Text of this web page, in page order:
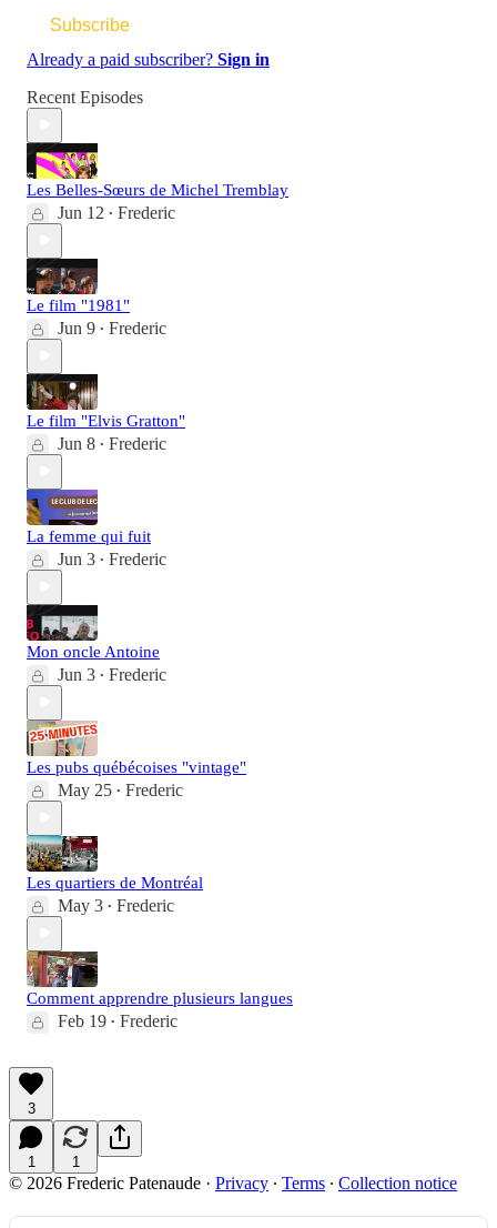
Subscribe
Already a paid subscriber? Sign in
Recent Episodes
Les Belles-Sœurs de Michel Tremblay
Jun 12 • Frederic
Le film "1981"
Jun 9 • Frederic
Le film "Elvis Gratton"
Jun 8 • Frederic
La femme qui fuit
Jun 3 • Frederic
Mon oncle Antoine
Jun 3 • Frederic
Les pubs québécoises "vintage"
May 25 • Frederic
Les quartiers de Montréal
May 3 • Frederic
Comment apprendre plusieurs langues
Feb 19 • Frederic
3
1 1
© 2026 Frederic Patenaude · Privacy ∙ Terms ∙ Collection notice